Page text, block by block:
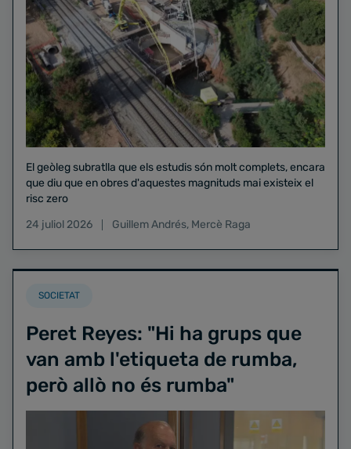
El geòleg subratlla que els estudis són molt complets, encara
que diu que en obres d'aquestes magnituds mai existeix el
risc zero
24 juliol 2026
Guillem Andrés, Mercè Raga
SOCIETAT
Peret Reyes: "Hi ha grups que
van amb l'etiqueta de rumba,
però allò no és rumba"